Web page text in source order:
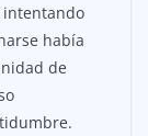
intentando
había
de